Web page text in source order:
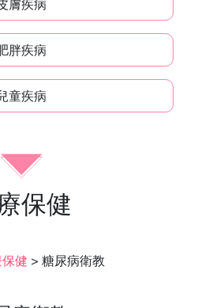
膚疾病
胖疾病
童疾病
保健
健 > 糖尿病衛教